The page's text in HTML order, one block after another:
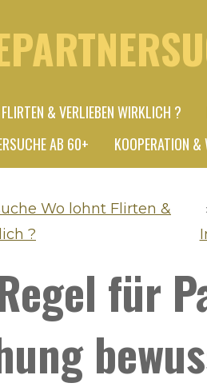
& VERLIEBEN WIRKLICH ?
AB 60+ KOOPERATION &
Wo lohnt Flirten &
?
für